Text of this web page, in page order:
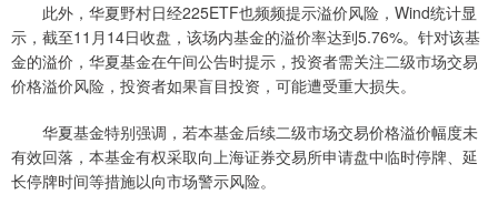
此外，华夏野村日经225ETF也频频提示溢价风险，Wind统计显
示，截至11月14日收盘，该场内基金的溢价率达到5.76%。针对该基
金的溢价，华夏基金在午间公告时提示，投资者需关注二级市场交易
价格溢价风险，投资者如果盲目投资，可能遭受重大损失。
华夏基金特别强调，若本基金后续二级市场交易价格溢价幅度未
有效回落，本基金有权采取向上海证券交易所申请盘中临时停牌、延
长停牌时间等措施以向市场警示风险。